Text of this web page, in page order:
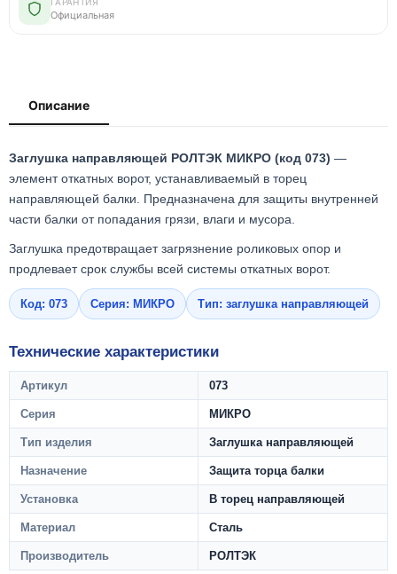
Официальная
Описание
Заглушка направляющей РОЛТЭК МИКРО (код 073) —
элемент откатных ворот, устанавливаемый в торец
направляющей балки. Предназначена для защиты внутренней
части балки от попадания грязи, влаги и мусора.
Заглушка предотвращает загрязнение роликовых опор и
продлевает срок службы всей системы откатных ворот.
Код: 073 Серия: МИКРО Тип: заглушка направляющей
Технические характеристики
Артикул 073
Серия МИКРО
Тип изделия Заглушка направляющей
Назначение Защита торца балки
Установка В торец направляющей
Материал Сталь
Производитель РОЛТЭК